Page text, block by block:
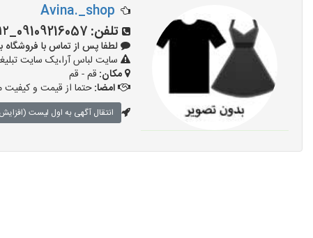
Avina._shop
تلفن: 09109216057_۰۹۰۵۳۲۱۴۱۱۲
لطفا پس از تماس با فروشگاه
سایت لباس آرا،یک سایت
مکان: قم - قم
امضا:حتما از قیمت و کیفیت
انتقال آگهی به اول لیست